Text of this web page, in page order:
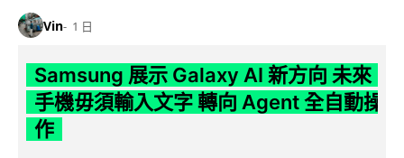
Vin 1 日
Samsung 展示 Galaxy AI 新方向 未來
手機毋須輸入文字 轉向 Agent 全自動操
作